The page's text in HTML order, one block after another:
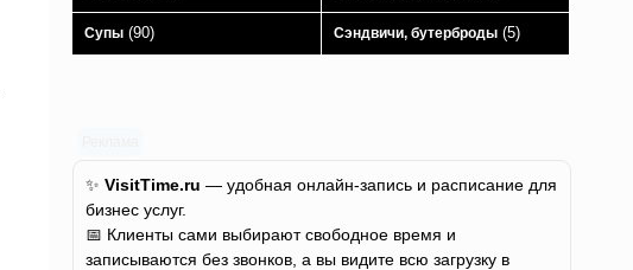
Супы (90) Сэндвичи, бутерброды(5)
✨ VisitTime.ru — удобная онлайн-запись и расписание для
бизнес услуг.
📅 Клиенты сами выбирают свободное время и
записываются без звонков, а вы видите всю загрузку в